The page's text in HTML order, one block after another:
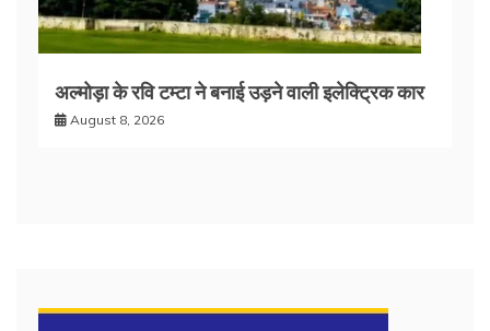
अल्मोड़ा के रवि टम्टा ने बनाई उड़ने वाली इलेक्ट्रिक कार
August 8, 2026